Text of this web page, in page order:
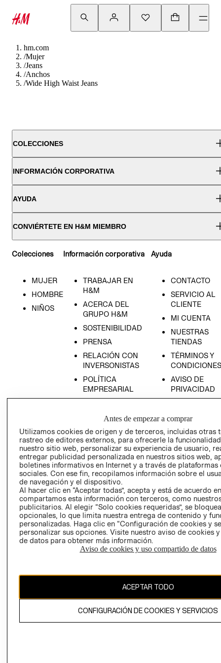
hm.com
/Mujer
/Jeans
/Anchos
/Wide High Waist Jeans
COLECCIONES
INFORMACIÓN CORPORATIVA
AYUDA
CONVIÉRTETE EN H&M MIEMBRO
Colecciones
MUJER
HOMBRE
NIÑOS
Información corporativa
TRABAJAR EN
H&M
ACERCA DEL
GRUPO H&M
SOSTENIBILIDAD
PRENSA
RELACIÓN CON
INVERSONISTAS
POLÍTICA
EMPRESARIAL
Ayuda
CONTACTO
SERVICIO AL
CLIENTE
MI CUENTA
NUESTRAS
TIENDAS
TÉRMINOS Y
CONDICIONES
AVISO DE
PRIVACIDAD
AVISO DE
LIBRO DE
Ecuador ($)
CAMBIAR REGIÓN
propiedad de H&M Hennes & Mauritz AB.
Antes de empezar a comprar
Utilizamos cookies de origen y de terceros, incluidas otras
rastreo de editores externos, para ofrecerle la
nuestro sitio web, personalizar su experiencia de usuario,
entregar publicidad personalizada en nuestros sitios web,
boletines informativos en Internet y a través de plataformas
sociales. Con ese fin, recopilamos información sobre el
de navegación y el dispositivo.
Al hacer clic en “Aceptar todas”, acepta y está de acuerdo
compartamos esta información con terceros, como
publicitarios. Al elegir “Solo cookies requeridas”, se
opcionales, lo que limita nuestra entrega de contenido y
personalizadas. Haga clic en “Configuración de cookies y
personalizar sus opciones. Visite nuestro aviso de cookies
de datos para obtener más información.
Aviso de cookies y uso compartido de datos
ACEPTAR TODO
CONFIGURACIÓN DE COOKIES Y SERVICIOS